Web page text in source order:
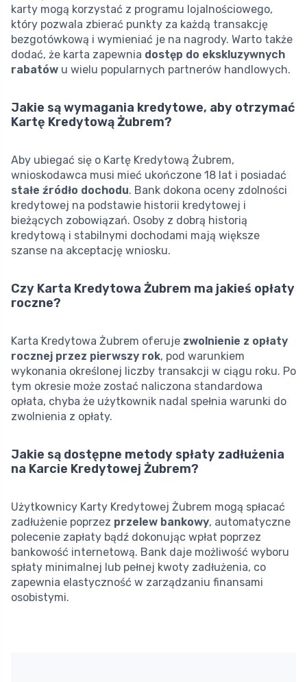
karty mogą korzystać z programu lojalnościowego,
który pozwala zbierać punkty za każdą transakcję
bezgotówkową i wymieniać je na nagrody. Warto także
dodać, że karta zapewnia dostęp do ekskluzywnych
rabatów u wielu popularnych partnerów handlowych.
Jakie są wymagania kredytowe, aby otrzymać
Kartę Kredytową Żubrem?
Aby ubiegać się o Kartę Kredytową Żubrem,
wnioskodawca musi mieć ukończone 18 lat i posiadać
stałe źródło dochodu. Bank dokona oceny zdolności
kredytowej na podstawie historii kredytowej i
bieżących zobowiązań. Osoby z dobrą historią
kredytową i stabilnymi dochodami mają większe
szanse na akceptację wniosku.
Czy Karta Kredytowa Żubrem ma jakieś opłaty
roczne?
Karta Kredytowa Żubrem oferuje zwolnienie z opłaty
rocznej przez pierwszy rok, pod warunkiem
wykonania określonej liczby transakcji w ciągu roku. Po
tym okresie może zostać naliczona standardowa
opłata, chyba że użytkownik nadal spełnia warunki do
zwolnienia z opłaty.
Jakie są dostępne metody spłaty zadłużenia
na Karcie Kredytowej Żubrem?
Użytkownicy Karty Kredytowej Żubrem mogą spłacać
zadłużenie poprzez przelew bankowy, automatyczne
polecenie zapłaty bądź dokonując wpłat poprzez
bankowość internetową. Bank daje możliwość wyboru
spłaty minimalnej lub pełnej kwoty zadłużenia, co
zapewnia elastyczność w zarządzaniu finansami
osobistymi.